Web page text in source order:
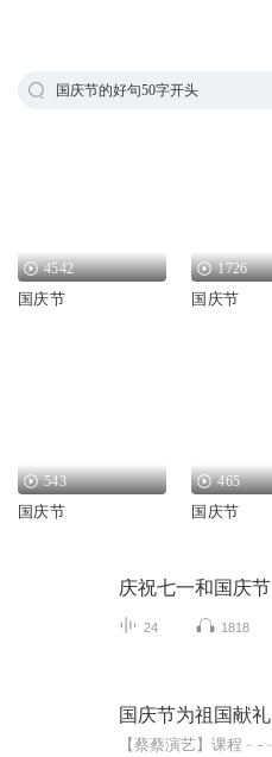
国庆节的好句50字开头
4542
国庆节
1726
国庆节
543
国庆节
465
国庆节
庆祝七一和国庆节
24 1818
国庆节为祖国献礼